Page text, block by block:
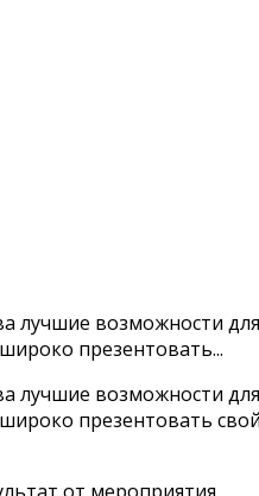
лучшие возможности для
презентовать...
лучшие возможности для
презентовать свой
от мероприятия.